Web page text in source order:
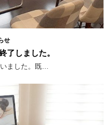
せ
しました。
ました。既…